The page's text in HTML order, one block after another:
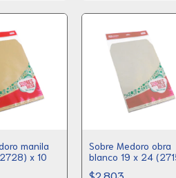
manila
x 10
Sobre Medoro obra
blanco 19 x 24
$2.803